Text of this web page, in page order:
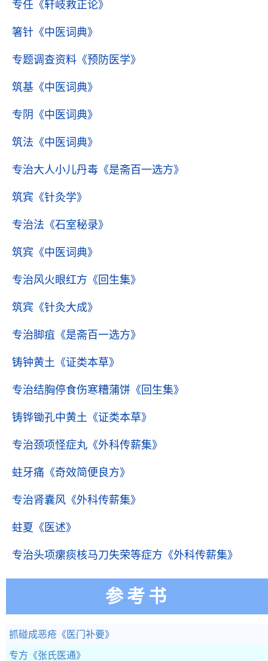
专任 《轩岐救正论》
箸针 《中医词典》
专题调查资料 《预防医学》
筑基 《中医词典》
专阴 《中医词典》
筑法 《中医词典》
专治大人小儿丹毒 《是斋百一选方》
筑宾 《针灸学》
专治法 《石室秘录》
筑宾 《中医词典》
专治风火眼红方 《回生集》
筑宾 《针灸大成》
专治脚疽 《是斋百一选方》
铸钟黄土 《证类本草》
专治结胸停食伤寒糟蒲饼 《回生集》
铸铧锄孔中黄土 《证类本草》
专治颈项怪症丸 《外科传薪集》
蛀牙痛 《奇效简便良方》
专治肾囊风 《外科传薪集》
蛀夏 《医述》
专治头项瘰痰核马刀失荣等症方 《外科传薪集》
参考书
抓碰成恶疮 《医门补要》
专方 《张氏医通》